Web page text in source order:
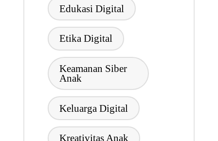
Edukasi Digital
Etika Digital
Keamanan Siber
Anak
Keluarga Digital
Kreativitas Anak